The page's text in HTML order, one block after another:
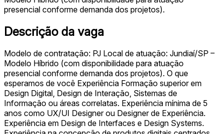
presencial conforme demanda dos projetos).
Descrição da vaga
Modelo de contratação: PJ Local de atuação: Jundiaí/SP –
Modelo Híbrido (com disponibilidade para atuação
presencial conforme demanda dos projetos). O que
esperamos de você Experiência Formação superior em
Design Digital, Design de Interação, Sistemas de
Informação ou áreas correlatas. Experiência mínima de 5
anos como UX/UI Designer ou Designer de Experiência.
Experiência em Design de Interfaces e Design Systems.